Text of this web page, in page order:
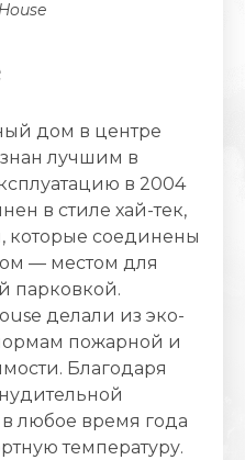
дом в центре
лучшим в
в 2004
в стиле хай-тек,
которые соединены
— местом для
парковкой.
делали из эко-
пожарной и
Благодаря
любое время года
температуру.